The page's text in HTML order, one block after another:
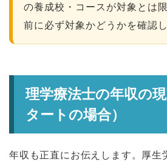
の養成校・コースが対象とは
前に必ず対象かどうかを確認
理学療法士の年収の
タートの場合）
年収も正直にお伝えします。厚生